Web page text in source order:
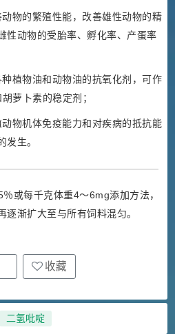
物的繁殖性能，改善雄性动物的精
性动物的受胎率、孵化率、产蛋率
植物油和动物油的抗氧化剂，可作
萝卜素的稳定剂；
物机体免疫能力和对疾病的抵抗能
发生。
或每千克体重4～6mg添加方法，
渐扩大至与所有饲料混匀。
收藏
二氢吡啶